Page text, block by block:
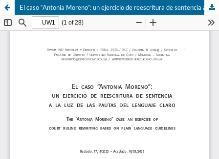
El caso “Antonia Moreno”: un ejercicio de reescritura de sentencia a la luz de las pautas del lenguaje claro